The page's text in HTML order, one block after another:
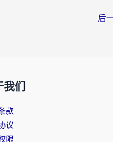
后
我们
款
议
限